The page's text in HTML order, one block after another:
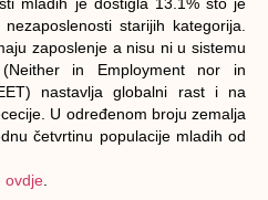
starijih kategorija.
zaposlenje a nisu ni u sistemu
in Employment nor in
nastavlja globalni rast i na
U određenom broju zemalja
četvrtinu populacije mladih od
ovdje